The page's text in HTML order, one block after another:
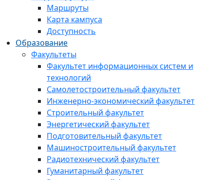
Маршруты
Карта кампуса
Доступность
Образование
Факультеты
Факультет информационных систем и
технологий
Самолетостроительный факультет
Инженерно-экономический факультет
Строительный факультет
Энергетический факультет
Подготовительный факультет
Машиностроительный факультет
Радиотехнический факультет
Гуманитарный факультет